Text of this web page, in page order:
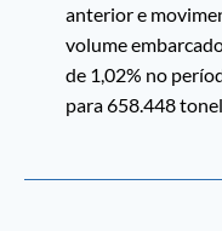
anterior e
volume
de 1,02% no
para 658.448